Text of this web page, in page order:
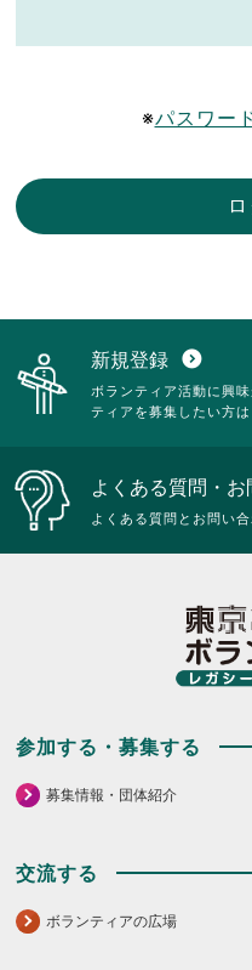
※パスワー
新規登録 expand_circle_down
ボランティア活動に興
ティアを募集したい方
よくある質問・
よくある質問とお問い
参加する・募集する
募集情報・団体紹介
交流する
ボランティアの広場